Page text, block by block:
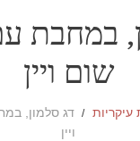
במחבת
שום ויין
עיקריות
דג סלמון,
ויין